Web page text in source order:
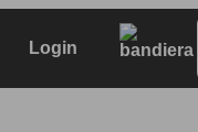
Login